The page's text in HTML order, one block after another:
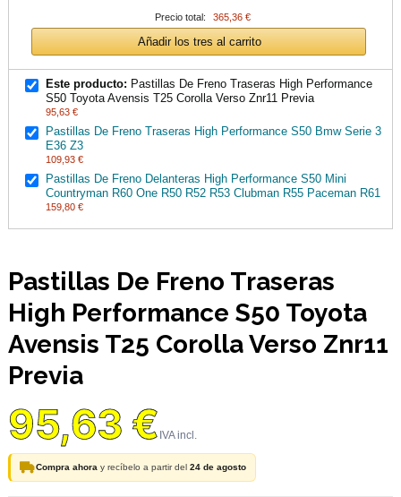
Precio total: 365,36 €
Añadir los tres al carrito
Este producto: Pastillas De Freno Traseras High Performance
S50 Toyota Avensis T25 Corolla Verso Znr11 Previa
95,63 €
Pastillas De Freno Traseras High Performance S50 Bmw Serie 3
E36 Z3
109,93 €
Pastillas De Freno Delanteras High Performance S50 Mini
Countryman R60 One R50 R52 R53 Clubman R55 Paceman R61
159,80 €
Pastillas De Freno Traseras
High Performance S50 Toyota
Avensis T25 Corolla Verso Znr11
Previa
95,63 €
Compra ahora y recíbelo a partir del 24 de agosto